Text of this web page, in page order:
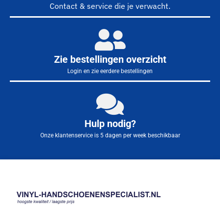
Contact & service die je verwacht.
Zie bestellingen overzicht
Login en zie eerdere bestellingen
Hulp nodig?
Onze klantenservice is 5 dagen per week beschikbaar